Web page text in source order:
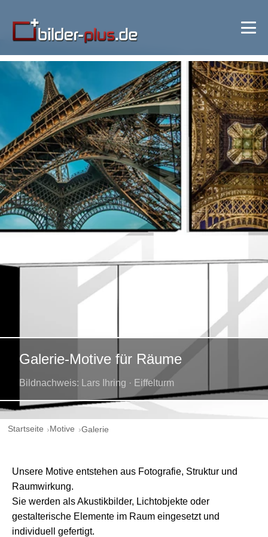
Galerie-Motive für Räume
Bildnachweis: Lars Ihring · Eiffelturm
Startseite Motive Galerie
Unsere Motive entstehen aus Fotografie, Struktur und
Raumwirkung.
Sie werden als Akustikbilder, Lichtobjekte oder
gestalterische Elemente im Raum eingesetzt und
individuell gefertigt.